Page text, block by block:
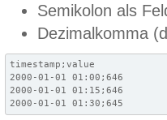
Semikolon als
Dezimalkomma
timestamp;value
2000-01-01 01:00;646
2000-01-01 01:15;646
2000-01-01 01:30;645